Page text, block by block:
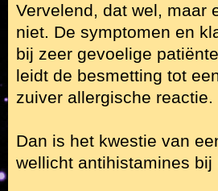
Vervelend, dat wel, maar
niet. De symptomen en
bij zeer gevoelige
leidt de besmetting tot
zuiver allergische reactie.
Dan is het kwestie van
wellicht antihistamines